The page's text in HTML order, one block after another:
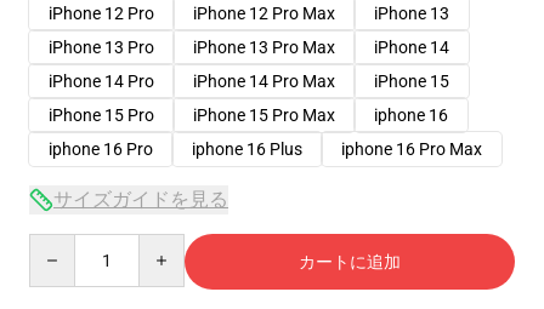
iPhone 12 Pro
iPhone 12 Pro Max
iPhone 13
iPhone 13 Pro
iPhone 13 Pro Max
iPhone 14
iPhone 14 Pro
iPhone 14 Pro Max
iPhone 15
iPhone 15 Pro
iPhone 15 Pro Max
iphone 16
iphone 16 Pro
iphone 16 Plus iphone 16 Pro Max
サイズガイドを見る
カートに追加